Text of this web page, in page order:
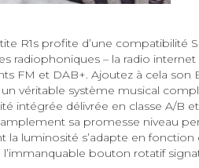
R1s profite d’une compatibilité
radiophoniques – la radio
FM et DAB+. Ajoutez à cela son
véritable système musical
intégrée délivrée en classe A/B
sa promesse niveau
la luminosité s’adapte en
bouton rotatif